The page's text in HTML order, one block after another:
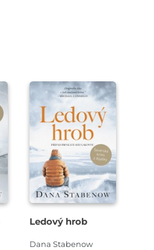
Ledový hrob
Dana Stabenow